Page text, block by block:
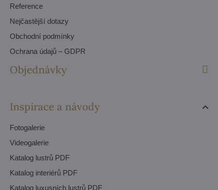
Reference
Nejčastější dotazy
Obchodní podmínky
Ochrana údajů – GDPR
Objednávky
Inspirace a návody
Fotogalerie
Videogalerie
Katalog lustrů PDF
Katalog interiérů PDF
Katalog luxusních lustrů PDF